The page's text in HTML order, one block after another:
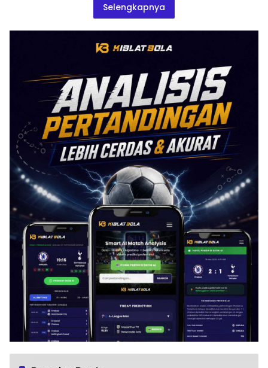
Selengkapnya